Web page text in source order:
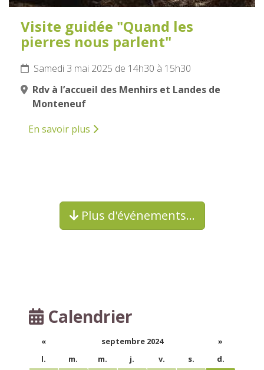
Visite guidée "Quand les
pierres nous parlent"
Samedi 3 mai 2025 de 14h30 à 15h30
Rdv à l’accueil des Menhirs et Landes de
Monteneuf
En savoir plus
Plus d'événements…
Calendrier
« septembre 2024
»
l.
m. m. j. v. s.
d.